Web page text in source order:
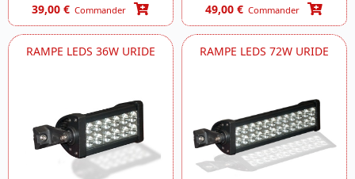
39,00 € Commander 49,00 € Commander
RAMPE LEDS 36W URIDE RAMPE LEDS 72W URIDE